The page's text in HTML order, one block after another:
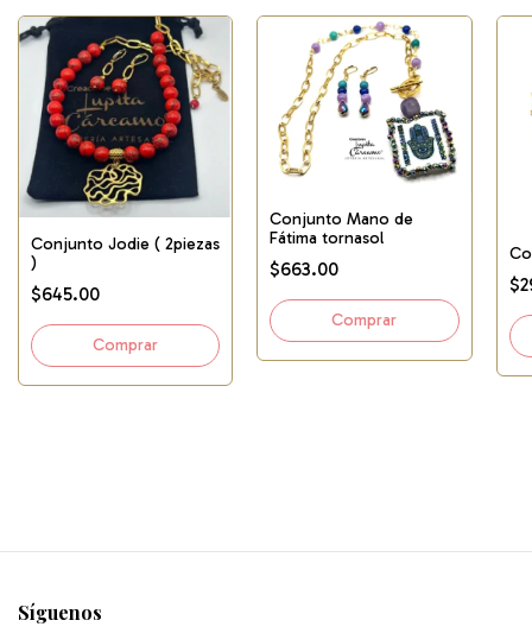
Conjunto Jodie ( 2piezas
)
$645.00
Conjunto Mano de
Fátima tornasol
$663.00
Síguenos